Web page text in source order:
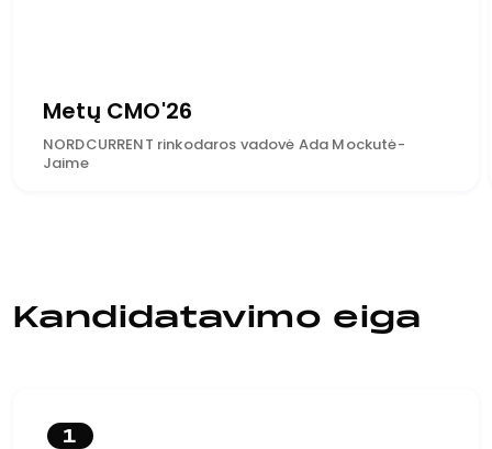
Metų CMO'26
NORDCURRENT rinkodaros vadovė Ada Mockutė-
Jaime
Kandidatavimo eiga
1